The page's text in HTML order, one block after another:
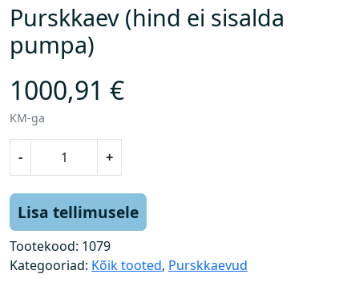
Purskkaev (hind ei sisalda
pumpa)
1000,91 €
KM-ga
-
k
k
a
+
Lisa tellimusele
Tootekood: 1079
Kategooriad: Kõik tooted, Purskkaevud